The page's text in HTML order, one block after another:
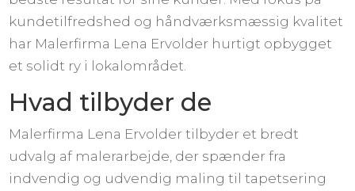
kundetilfredshed og håndværksmæssig kvalitet
har Malerfirma Lena Ervolder hurtigt opbygget
et solidt ry i lokalområdet.
Hvad tilbyder de
Malerfirma Lena Ervolder tilbyder et bredt
udvalg af malerarbejde, der spænder fra
indvendig og udvendig maling til tapetsering